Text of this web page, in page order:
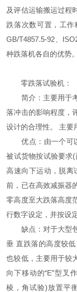
及评估运输搬运过程
跌落次数可置，工
GB/T4857.5-92、
种跌落机各自的优势。
零跌落试验机：
简介：主要用于考
落冲击的影响程度，
设计的合理性。 主要
优点：由一个可以
被试货物按试验要求
高速向下运动，脱离
前，已在高效减振器
零高度至大跌落高度
行数字设定，并按设
缺点：对于大型包
垂 直跌落的高度较
也较低，主要用于较
向下移动的“E”型叉
棱，角试验)放置平